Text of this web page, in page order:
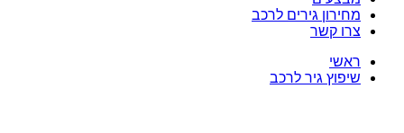
מחירון גירים לרכב
צרו קשר
ראשי
שיפוץ גיר לרכב